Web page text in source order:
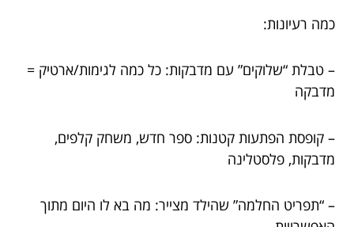
כמה רעיונות:
– טבלת “שלוקים” עם מדבקות: כל כמה לגימות/ארטיק =
מדבקה
– קופסת הפתעות קטנות: ספר חדש, משחק קלפים,
מדבקות, פלסטלינה
– “תפריט החלמה” שהילד מצייר: מה בא לו היום מתוך